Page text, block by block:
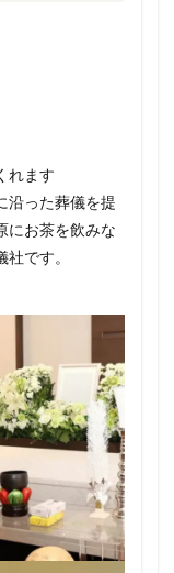
れます
沿った葬儀を提
にお茶を飲みな
です。